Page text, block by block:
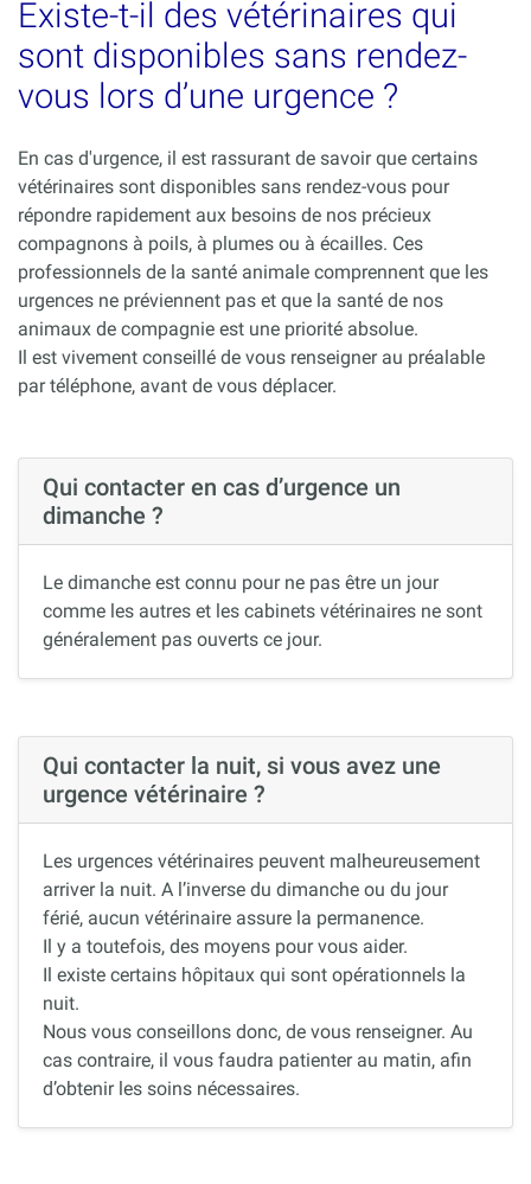
Existe-t-il des vétérinaires qui
sont disponibles sans rendez-
vous lors d’une urgence ?
En cas d'urgence, il est rassurant de savoir que certains
vétérinaires sont disponibles sans rendez-vous pour
répondre rapidement aux besoins de nos précieux
compagnons à poils, à plumes ou à écailles. Ces
professionnels de la santé animale comprennent que les
urgences ne préviennent pas et que la santé de nos
animaux de compagnie est une priorité absolue.
Il est vivement conseillé de vous renseigner au préalable
par téléphone, avant de vous déplacer.
Qui contacter en cas d’urgence un
dimanche ?
Le dimanche est connu pour ne pas être un jour
comme les autres et les cabinets vétérinaires ne sont
généralement pas ouverts ce jour.
Qui contacter la nuit, si vous avez une
urgence vétérinaire ?
Les urgences vétérinaires peuvent malheureusement
arriver la nuit. A l’inverse du dimanche ou du jour
férié, aucun vétérinaire assure la permanence.
Il y a toutefois, des moyens pour vous aider.
Il existe certains hôpitaux qui sont opérationnels la
nuit.
Nous vous conseillons donc, de vous renseigner. Au
cas contraire, il vous faudra patienter au matin, afin
d’obtenir les soins nécessaires.